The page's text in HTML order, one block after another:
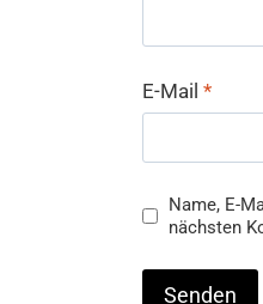
E-Mail*
Name, E-
nächsten